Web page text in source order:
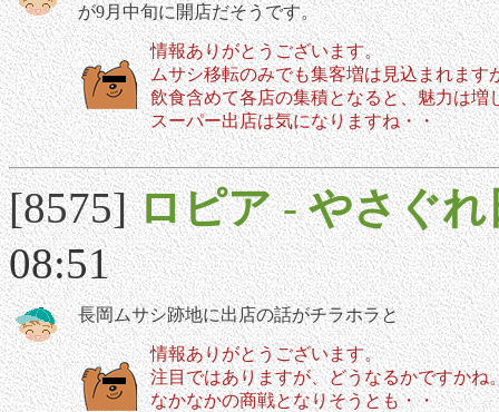
が9月中旬に開店だそうです。
情報ありがとうございます。
ムサシ移転のみでも集客増は見込まれます
飲食含めて各店の集積となると、魅力は増
スーパー出店は気になりますね・・
[8575]ロピア-やさぐれ
08:51
長岡ムサシ跡地に出店の話がチラホラと
情報ありがとうございます。
注目ではありますが、どうなるかですかね
なかなかの商戦となりそうとも・・